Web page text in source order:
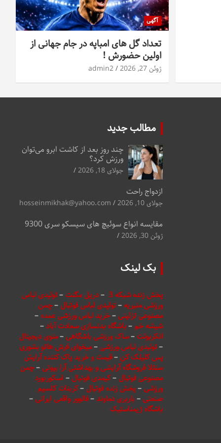
آگهی
تعداد گل های امباپه در جام جهانی از
اولین حضورش !
ژوئن 27, 2026 admin2
مطالب جدید
چند روز بعد از کاشت ابرو می‌توان
ورزش کرد؟
جولای 18, 2026
ازدواج راحت
جولای 10, 2026 hosseinmikhak@yahoo.com
مقایسه انواع سوئیچ های سیسکو سری 9300
ژوئن 30, 2026
بک لینک
پخش زنده شبکه 3 –دریل مگنت–تولیدی لباس
ورزشی منیریه–تولیدی لباس فوتبال –چمن
مصنوعی تزئینی –خرید لباس ورزشی عمده–
شیشه خم–باشگاه بدنسازی سعادت آباد –
انکربولت–ساک ورزشی باشگاهی –منوی دیجیتال
–تولیدی لباس ورزشی –میخوای فرش هاتو بشوری
پس کلیلک کن –قیمت و خرید پاک کننده آرایش
سنتلا فروشگاه آرایشی و بهداشتی آرا بیوتی –چمن
مصنوعی فوتبال –کیمدی فوتبال – اسکوربورد
ورزشی –پخش زنده فوتبال –کربنات کلسیم
صنعتی –باربری دماوند–فالوور واقعی ایرانی –
باشگاه ژیمناستیک